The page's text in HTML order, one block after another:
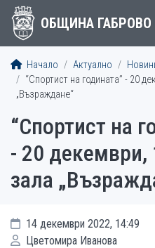
ОБЩИНА ГАБРОВО
Начало Актуално
“Спортист на годината” - 20
„Възраждане“
“Спортист на
- 20 декември,
зала
14 декември 2022, 14:49
Цветомира Иванова